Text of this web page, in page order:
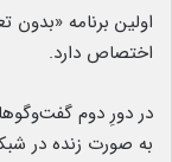
اختصاص دارد.
به صورت زنده در